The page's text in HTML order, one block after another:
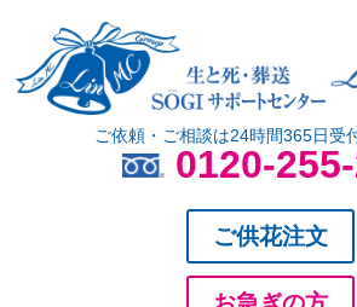
ご依頼・ご相談は24時間365日受
0120-
ご供花注文